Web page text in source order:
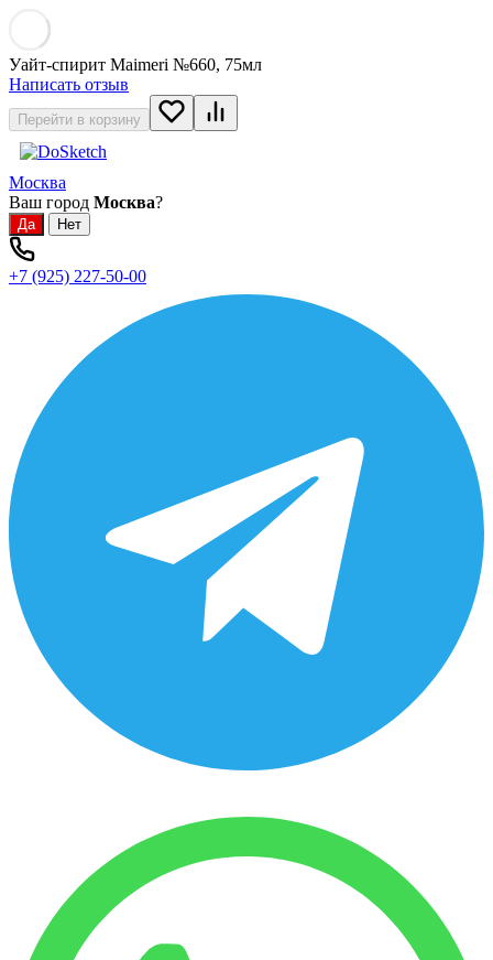
Уайт-спирит Maimeri №660, 75мл
Написать отзыв
Перейти в корзину
Москва
Ваш город Москва?
+7 (925) 227-50-00